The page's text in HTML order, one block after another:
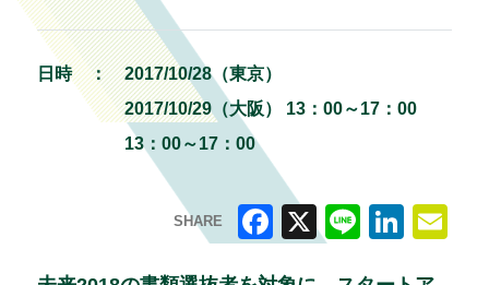
日時 ：
2017/10/28（東京）
2017/10/29（大阪） 13：00～17：00
13：00～17：00
SHARE
F X